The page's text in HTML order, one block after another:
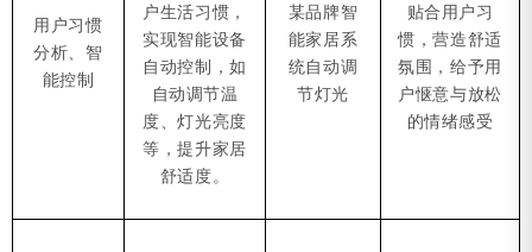
用户习惯
分析、智
能控制
户生活习惯，
实现智能设备
自动控制，如
自动调节温
度、灯光亮度
等，提升家居
舒适度。
某品牌智
能家居系
统自动调
节灯光
贴合用户习
惯，营造舒适
氛围，给予用
户惬意与放松
的情绪感受